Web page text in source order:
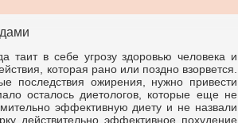
таит в себе угрозу здоровью человека и
которая рано или поздно взорвется.
последствия ожирения, нужно привести
осталось диетологов, которые еще не
эффективную диету и не назвали
действительно эффективное похудение